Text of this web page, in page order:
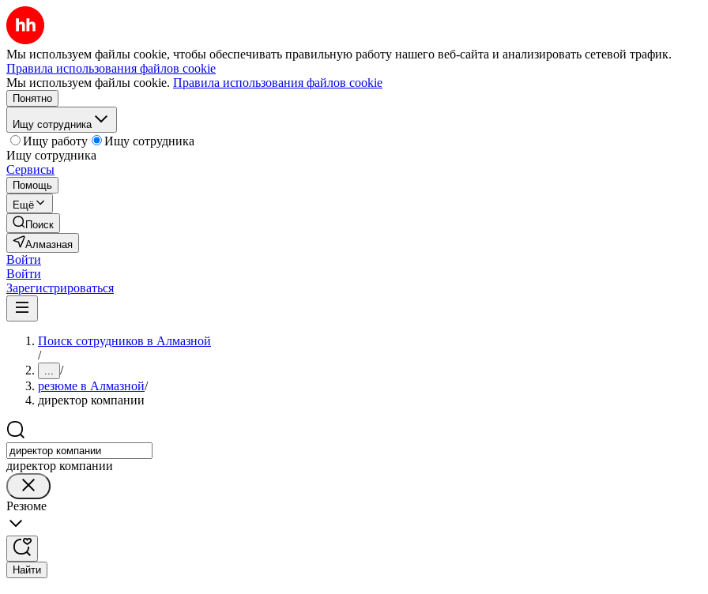
Мы используем файлы cookie, чтобы обеспечивать правильную работу нашего веб-сайта и анализировать сетевой трафик.
Правила использования файлов cookie
Мы используем файлы cookie. Правила использования файлов cookie
Понятно
Ищу сотрудника
Ищу работу
Ищу сотрудника
Ищу сотрудника
Сервисы
Помощь
Ещё
Поиск
Алмазная
Войти
Войти
Зарегистрироваться
Поиск сотрудников в Алмазной
/
... /
резюме в Алмазной/
директор компании
директор компании
Резюме
Найти